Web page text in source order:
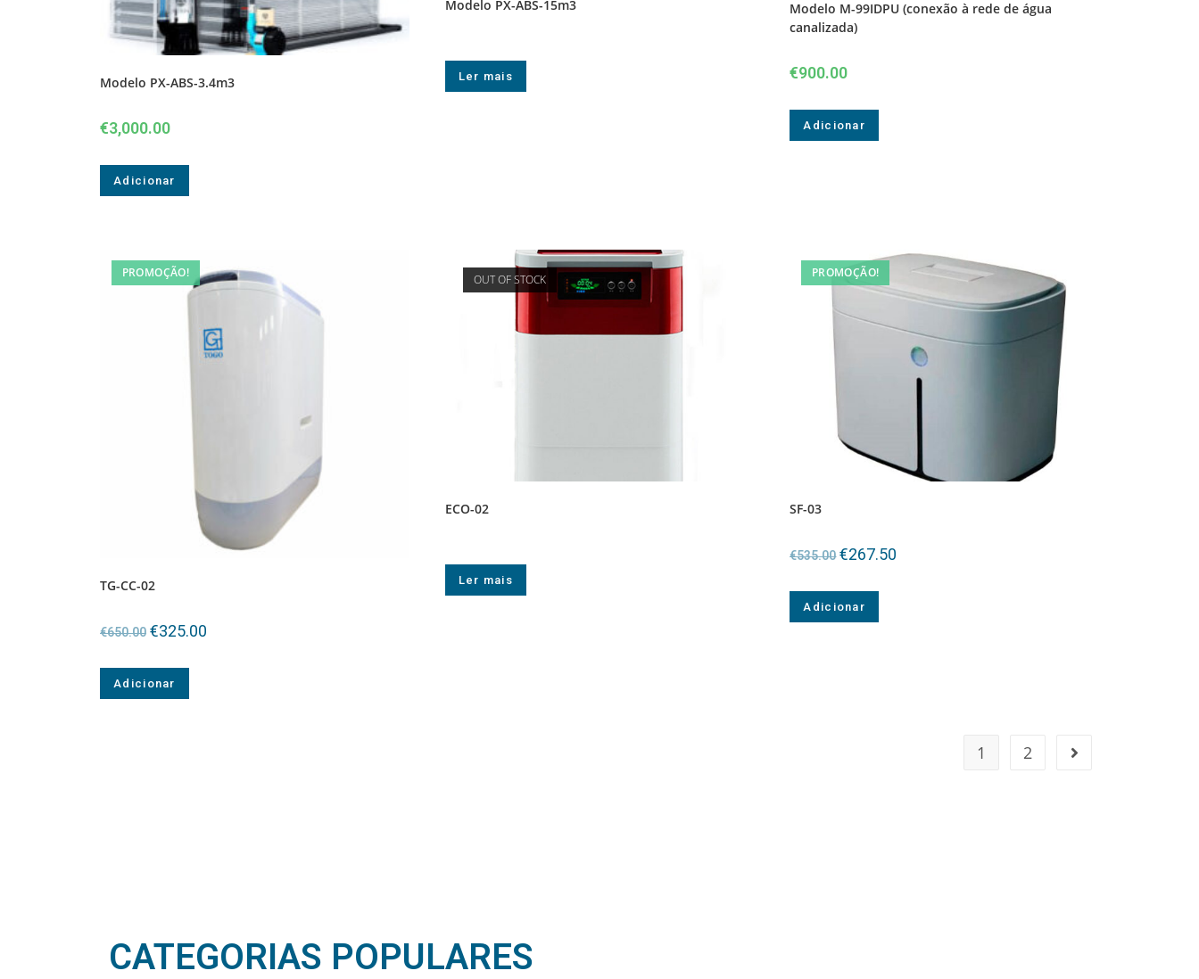
Modelo PX-ABS-3.4m3
€3,000.00
Adicionar
Modelo PX-ABS-15m3
Ler mais
Modelo M-99IDPU (conexão à rede de água
canalizada)
€900.00
Adicionar
PROMOÇÃO!
TG-CC-02
€650.00 €325.00
Adicionar
OUT OF STOCK
ECO-02
Ler mais
PROMOÇÃO!
SF-03
€535.00 €267.50
Adicionar
1 2
CATEGORIAS POPULARES